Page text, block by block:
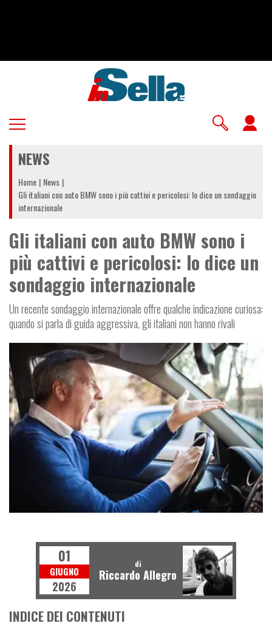
NEWS
Home News
Gli italiani con auto BMW sono i più cattivi e pericolosi: lo dice un sondaggio
internazionale
Gli italiani con auto BMW sono i
più cattivi e pericolosi: lo dice un
sondaggio internazionale
Un recente sondaggio internazionale offre qualche indicazione curiosa:
quando si parla di guida aggressiva, gli italiani non hanno rivali
01
GIUGNO
2026
di
Riccardo Allegro
INDICE DEI CONTENUTI